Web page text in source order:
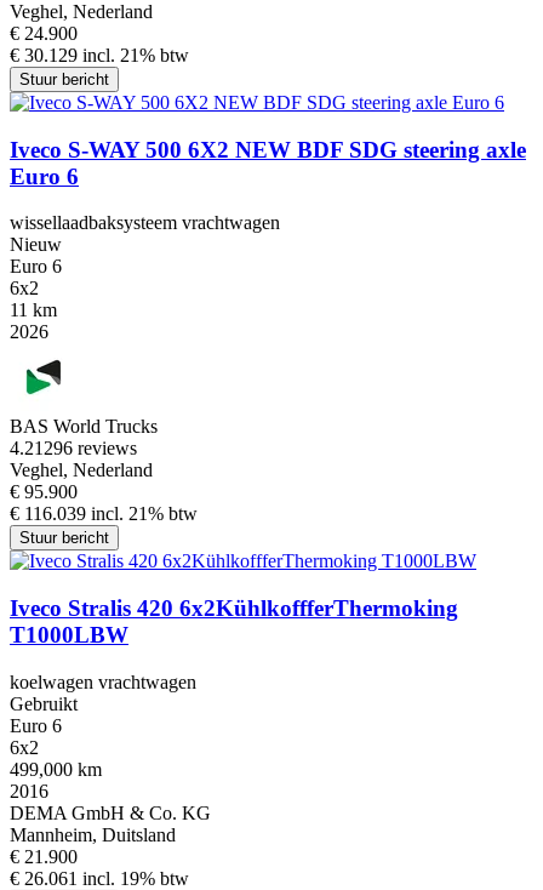
Veghel, Nederland
€ 24.900
€ 30.129 incl. 21% btw
Stuur bericht
Iveco S-WAY 500 6X2 NEW BDF SDG steering axle
Euro 6
wissellaadbaksysteem vrachtwagen
Nieuw
Euro 6
6x2
11 km
2026
BAS World Trucks
4.21296 reviews
Veghel, Nederland
€ 95.900
€ 116.039 incl. 21% btw
Stuur bericht
Iveco Stralis 420 6x2KühlkoffferThermoking
T1000LBW
koelwagen vrachtwagen
Gebruikt
Euro 6
6x2
499,000 km
2016
DEMA GmbH & Co. KG
Mannheim, Duitsland
€ 21.900
€ 26.061 incl. 19% btw